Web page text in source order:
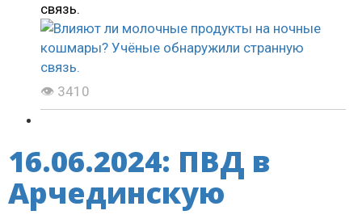
связь.
👁 3410
16.06.2024: ПВД в
Арчединскую